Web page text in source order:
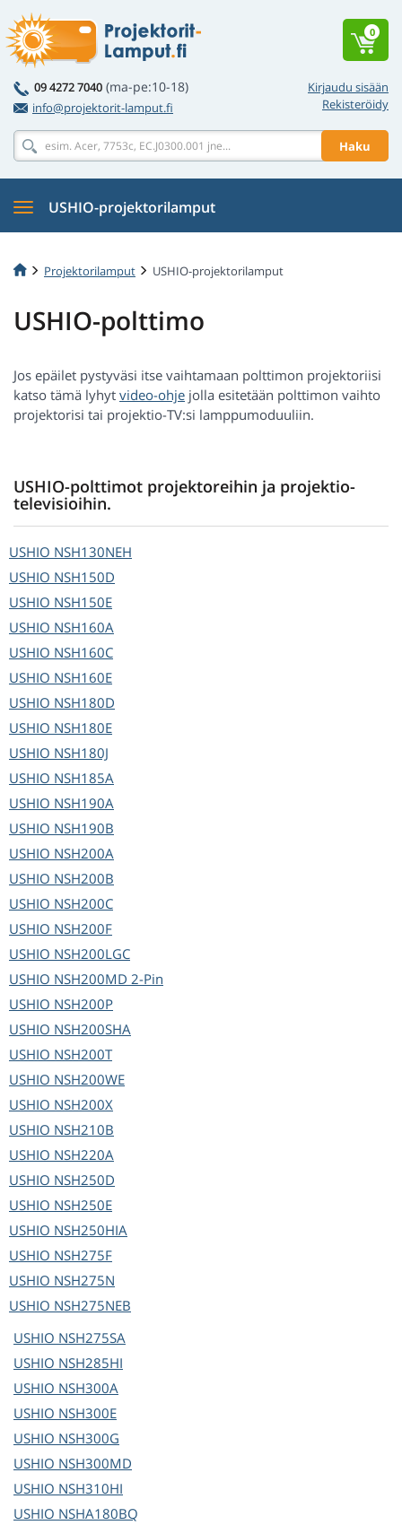
Kirjaudu sisään
Rekisteröidy
09 4272 7040 (ma-pe:10-18)
info@projektorit-lamput.fi
Haku
0
USHIO-projektorilamput
Projektorilamput USHIO-projektorilamput
USHIO-polttimo
Jos epäilet pystyväsi itse vaihtamaan polttimon projektoriisi
katso tämä lyhyt video-ohje jolla esitetään polttimon vaihto
projektorisi tai projektio-TV:si lamppumoduuliin.
USHIO-polttimot projektoreihin ja projektio-
televisioihin.
USHIO NSH130NEH
USHIO NSH150D
USHIO NSH150E
USHIO NSH160A
USHIO NSH160C
USHIO NSH160E
USHIO NSH180D
USHIO NSH180E
USHIO NSH180J
USHIO NSH185A
USHIO NSH190A
USHIO NSH190B
USHIO NSH200A
USHIO NSH200B
USHIO NSH200C
USHIO NSH200F
USHIO NSH200LGC
USHIO NSH200MD 2-Pin
USHIO NSH200P
USHIO NSH200SHA
USHIO NSH200T
USHIO NSH200WE
USHIO NSH200X
USHIO NSH210B
USHIO NSH220A
USHIO NSH250D
USHIO NSH250E
USHIO NSH250HIA
USHIO NSH275F
USHIO NSH275N
USHIO NSH275NEB
USHIO NSH275SA
USHIO NSH285HI
USHIO NSH300A
USHIO NSH300E
USHIO NSH300G
USHIO NSH300MD
USHIO NSH310HI
USHIO NSHA180BQ